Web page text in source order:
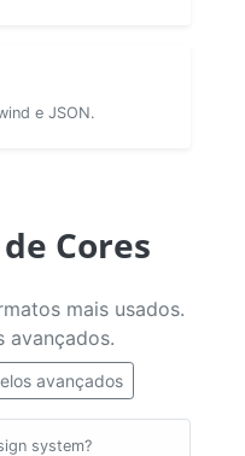
e JSON.
Cores
mais usados.
avançados.
avançados
system?